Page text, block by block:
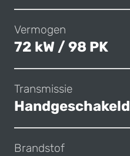
Vermogen
72 kW / 98 PK
Transmissie
Handgeschakeld
Brandstof